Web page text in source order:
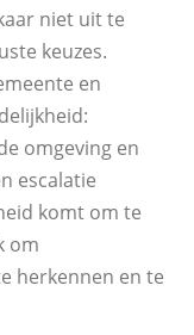
niet uit te
keuzes.
en
omgeving en
escalatie
komt om te
om
herkennen en te